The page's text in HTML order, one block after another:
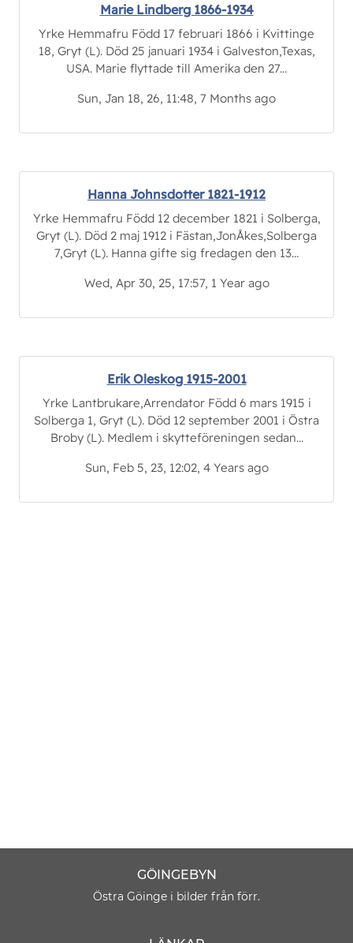
Marie Lindberg 1866-1934
Yrke Hemmafru Född 17 februari 1866 i Kvittinge
18, Gryt (L). Död 25 januari 1934 i Galveston,Texas,
USA. Marie flyttade till Amerika den 27...
Sun, Jan 18, 26, 11:48, 7 Months ago
Hanna Johnsdotter 1821-1912
Yrke Hemmafru Född 12 december 1821 i Solberga,
Gryt (L). Död 2 maj 1912 i Fästan,JonÅkes,Solberga
7,Gryt (L). Hanna gifte sig fredagen den 13...
Wed, Apr 30, 25, 17:57, 1 Year ago
Erik Oleskog 1915-2001
Yrke Lantbrukare,Arrendator Född 6 mars 1915 i
Solberga 1, Gryt (L). Död 12 september 2001 i Östra
Broby (L). Medlem i skytteföreningen sedan...
Sun, Feb 5, 23, 12:02, 4 Years ago
GÖINGEBYN
Östra Göinge i bilder från förr.